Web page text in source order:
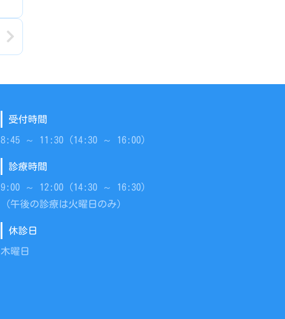
受付時間
8:45 ～ 11:30（14:30 ～ 16:00）
診療時間
9:00 ～ 12:00（14:30 ～ 16:30）
（午後の診療は火曜日のみ）
休診日
木曜日